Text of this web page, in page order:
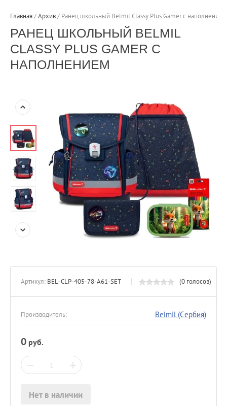
Главная/Архив/ Ранец школьный Belmil Classy Plus Gamer с наполнением
РАНЕЦ ШКОЛЬНЫЙ BELMIL
CLASSY PLUS GAMER С
НАПОЛНЕНИЕМ
Артикул: BEL-CLP-405-78-A61-SET (0 голосов)
Производитель: Belmil (Сербия)
0 руб.
− +
Нет в наличии